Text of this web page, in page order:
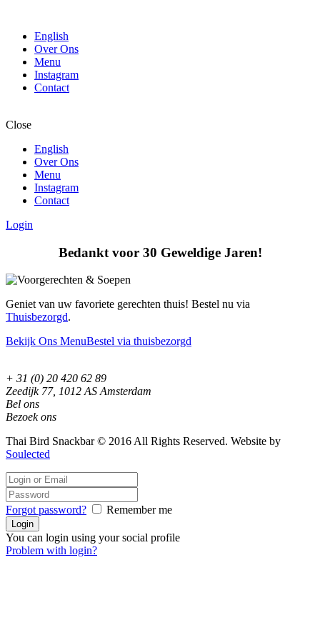
English
Over Ons
Menu
Instagram
Contact
Close
English
Over Ons
Menu
Instagram
Contact
Login
Bedankt voor 30 Geweldige Jaren!
Geniet van uw favoriete gerechten thuis! Bestel nu via
Thuisbezorgd.
Bekijk Ons MenuBestel via thuisbezorgd
+ 31 (0) 20 420 62 89
Zeedijk 77, 1012 AS Amsterdam
Bel ons
Bezoek ons
Thai Bird Snackbar © 2016 All Rights Reserved. Website by
Soulected
Forgot password? Remember me
You can login using your social profile
Problem with login?